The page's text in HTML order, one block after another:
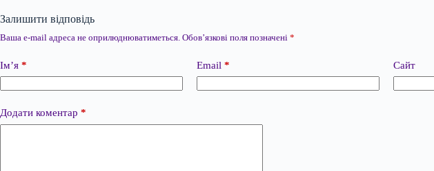
Залишити відповідь
Ваша e-mail адреса не оприлюднюватиметься. Обов’язкові поля позначені *
Ім’я * Email * Сайт
Додати коментар *